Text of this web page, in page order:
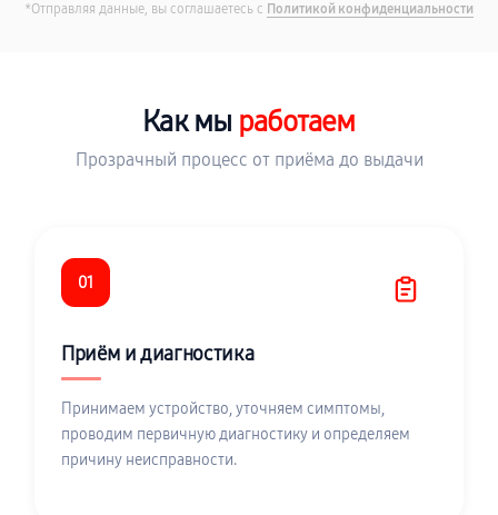
*Отправляя данные, вы соглашаетесь с Политикой конфиденциальности
Как мы работаем
Прозрачный процесс от приёма до выдачи
01
Приём и диагностика
Принимаем устройство, уточняем симптомы,
проводим первичную диагностику и определяем
причину неисправности.